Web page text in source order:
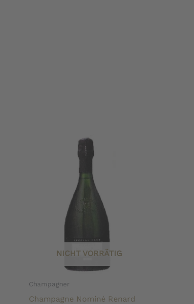
NICHT VORRÄTIG
Champagner
Champagne Nominé Renard